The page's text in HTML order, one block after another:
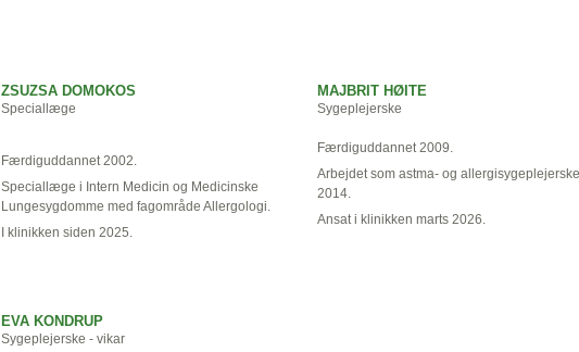
ZSUZSA DOMOKOS
Speciallæge
Færdiguddannet 2002.
Speciallæge i Intern Medicin og Medicinske
Lungesygdomme med fagområde Allergologi.
I klinikken siden 2025.
MAJBRIT HØITE
Sygeplejerske
Færdiguddannet 2009.
Arbejdet som astma- og
2014.
Ansat i klinikken marts 2026.
EVA KONDRUP
Sygeplejerske - vikar